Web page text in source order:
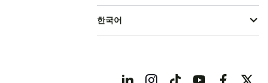
한국어